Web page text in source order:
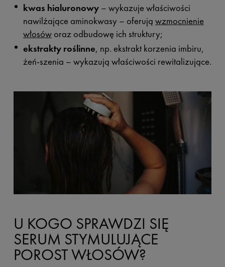
kwas hialuronowy – wykazuje właściwości
nawilżające aminokwasy – oferują wzmocnienie
włosóworaz odbudowę ich struktury;
ekstrakty roślinne, np. ekstrakt korzenia imbiru,
żeń-szenia – wykazują właściwości rewitalizujące.
U KOGO SPRAWDZI SIĘ
SERUM STYMULUJĄCE
POROST WŁOSÓW?